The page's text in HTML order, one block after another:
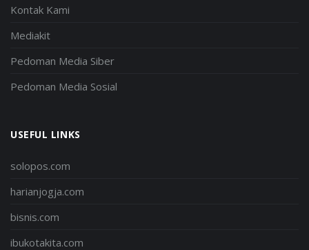
Kontak Kami
Mediakit
Pedoman Media Siber
Pedoman Media Sosial
USEFUL LINKS
solopos.com
harianjogja.com
bisnis.com
ibukotakita.com